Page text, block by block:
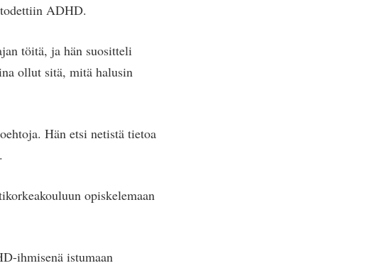
ADHD.
töitä, ja hän suositteli
ollut sitä, mitä halusin
Hän etsi netistä tietoa
opiskelemaan
ihmisenä istumaan